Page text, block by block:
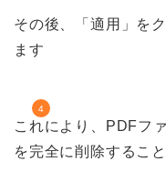
その後、「適用」を
ます
これにより、PDFフ
を完全に削除するこ